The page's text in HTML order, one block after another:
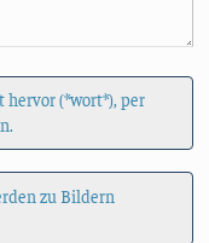
hervor (*wort*), per
zu Bildern